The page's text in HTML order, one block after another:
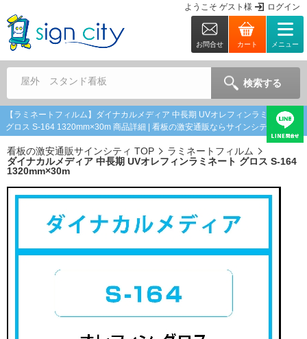
ようこそ ゲスト 様 ログイン
お問合せ カート メニュー
屋外 スタンド看板 検索する
【ラミネートフィルム】ダイナカルメディア 中長期 UVオレフィンラミネート
グロス S-164 1320mm×30m 商品詳細 | 看板の激安通販ならサインシティ
看板の激安通販サインシティ TOP
ラミネートフィルム
ダイナカルメディア 中長期 UVオレフィンラミネート グロス S-164
1320mm×30m